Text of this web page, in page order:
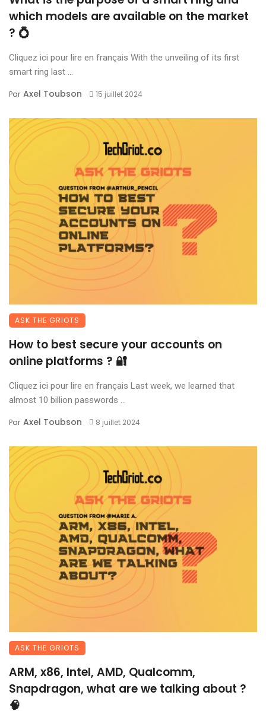
which models are available on the market
? 💍
Cliquez ici pour lire en français With the unveiling of its first
smart ring last ...
Par Axel Toubson 15 juillet 2024
ASK THE GRIOTS
How to best secure your accounts on
online platforms ? 🔐
Cliquez ici pour lire en français Last week, we learned that
almost 10 billion passwords ...
Par Axel Toubson 8 juillet 2024
ASK THE GRIOTS
ARM, x86, Intel, AMD, Qualcomm,
Snapdragon, what are we talking about ?
🧠